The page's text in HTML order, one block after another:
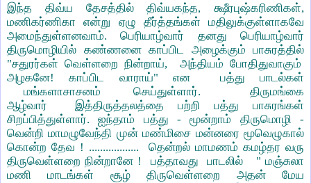
இந்த திவ்ய தேசத்தில் திவ்யகந்த, க்ஷீரபுஷ்கரிணிகள்,
மணிகர்ணிகா என்று ஏழு தீர்த்தங்கள் மதிலுக்குள்ளாகவே
அமைந்துள்ளனவாம். பெரியாழ்வார் தனது பெரியாழ்வார்
திருமொழியில் கண்ணனை காப்பிட அழைக்கும் பாசுரத்தில்
"சதுரர்கள் வெள்ளறை நின்றாய், அந்தியம் போதிதுவாகும்
அழகனே! காப்பிட வாராய்" என
பத்து பாடல்கள்
மங்களாசாசனம் செய்துள்ளார். திருமங்கை
ஆழ்வார் இத்திருத்தலத்தை பற்றி பத்து பாசுரங்கள்
சிறப்பித்துள்ளார். ஐந்தாம் பத்து - மூன்றாம் திருமொழி -
வென்றி மாமழுவேந்தி முன் மண்மிசை மன்னரை மூவெழுகால்
கொன்ற தேவ ! .................. தென்றல் மாமணம் கமழ்தர வரு
திருவெள்ளறை நின்றானே ! பத்தாவது பாடலில் " மஞ்சுலா
மணி மாடங்கள் சூழ் திருவெள்ளறை அதன் மேய